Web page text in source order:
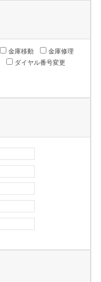
金庫移動
金庫修理
ダイヤル番号変更